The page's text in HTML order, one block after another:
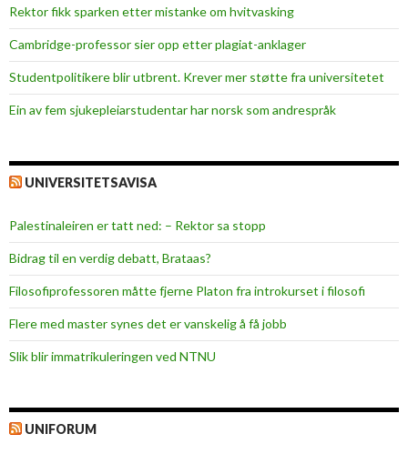
e
n
Rektor fikk sparken etter mistanke om hvitvasking
Cambridge-professor sier opp etter plagiat-anklager
Studentpolitikere blir utbrent. Krever mer støtte fra universitetet
Ein av fem sjukepleiar­studentar har norsk som andrespråk
UNIVERSITETSAVISA
Palestinaleiren er tatt ned: – Rektor sa stopp
Bidrag til en verdig debatt, Brataas?
Filosofiprofessoren måtte fjerne Platon fra introkurset i filosofi
Flere med master synes det er vanskelig å få jobb
Slik blir immatrikuleringen ved NTNU
UNIFORUM